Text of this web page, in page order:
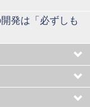
発は「必ずしも